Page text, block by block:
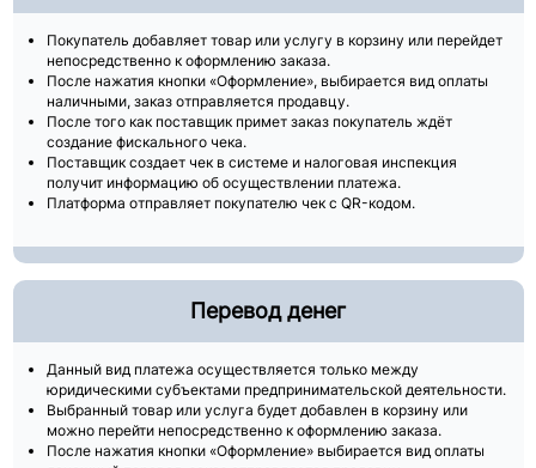
Покупатель добавляет товар или услугу в корзину или перейдет
непосредственно к оформлению заказа.
После нажатия кнопки «Оформление», выбирается вид оплаты
наличными, заказ отправляется продавцу.
После того как поставщик примет заказ покупатель ждёт
создание фискального чека.
Поставщик создает чек в системе и налоговая инспекция
получит информацию об осуществлении платежа.
Платформа отправляет покупателю чек с QR-кодом.
Перевод денег
Данный вид платежа осуществляется только между
юридическими субъектами предпринимательской деятельности.
Выбранный товар или услуга будет добавлен в корзину или
можно перейти непосредственно к оформлению заказа.
После нажатия кнопки «Оформление» выбирается вид оплаты